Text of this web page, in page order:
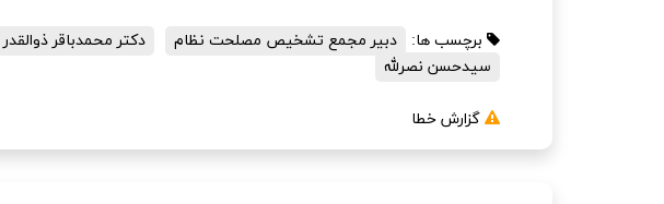
برچسب ها: دبیر مجمع تشخیص مصلحت نظام دکتر محمدباقر ذوالقدر
سیدحسن نصرلله
گزارش خطا